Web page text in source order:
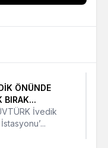
ÖNÜNDE
BIRAK...
İvedik